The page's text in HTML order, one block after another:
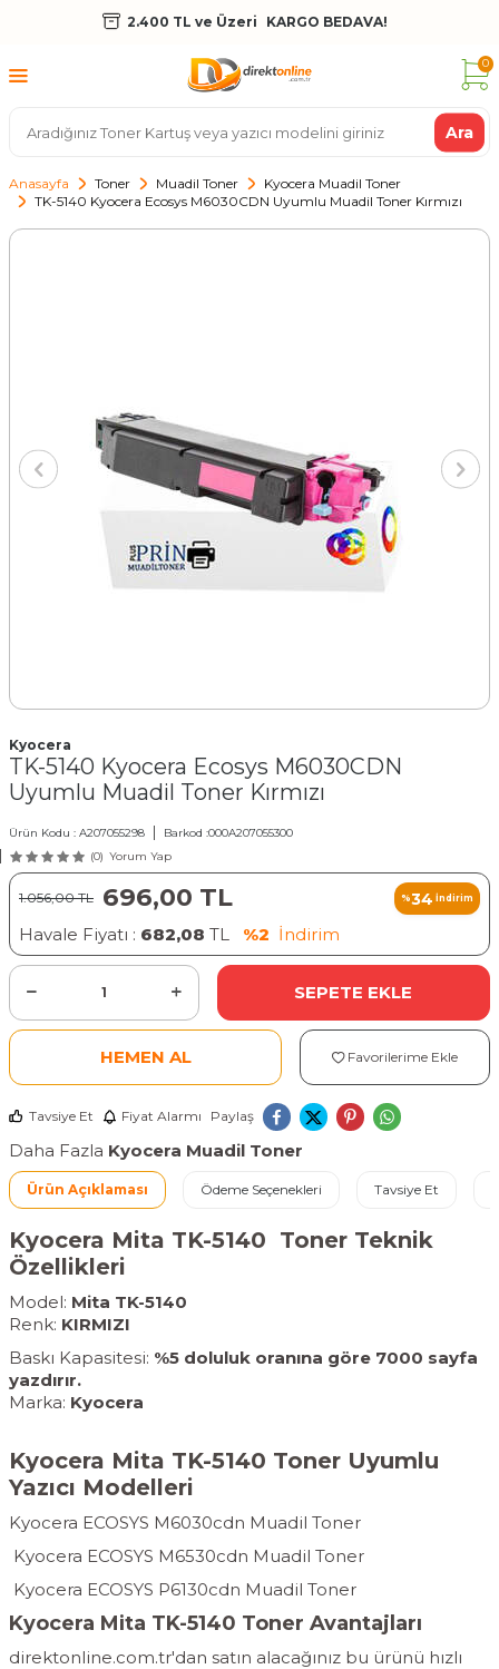
2.400 TL ve Üzeri KARGO BEDAVA!
Ara
0
Anasayfa Toner Muadil Toner
Kyocera Muadil Toner
TK-5140 Kyocera Ecosys M6030CDN Uyumlu Muadil Toner Kırmızı
Kyocera
TK-5140 Kyocera Ecosys M6030CDN
Uyumlu Muadil Toner Kırmızı
Ürün Kodu : A207055298 Barkod :000A207055300
(0) Yorum Yap
1.056,00TL 696,00 TL %34 İndirim
Havale Fiyatı : 682,08 TL %2 İndirim
SEPETE EKLE
HEMEN AL Favorilerime Ekle
Tavsiye Et Fiyat Alarmı Paylaş
Daha Fazla Kyocera Muadil Toner
Ürün Açıklaması Ödeme Seçenekleri Tavsiye Et
Kyocera Mita TK-5140 Toner Teknik
Özellikleri
Model: Mita TK-5140
Renk: KIRMIZI
Baskı Kapasitesi: %5 doluluk oranına göre 7000 sayfa
yazdırır.
Marka: Kyocera
Kyocera Mita TK-5140 Toner Uyumlu
Yazıcı Modelleri
Kyocera ECOSYS M6030cdn Muadil Toner
Kyocera ECOSYS M6530cdn Muadil Toner
Kyocera ECOSYS P6130cdn Muadil Toner
Kyocera Mita TK-5140 Toner Avantajları
direktonline.com.tr'dan satın alacağınız bu ürünü hızlı